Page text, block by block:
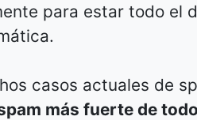
para estar todo el
casos actuales de
más fuerte de